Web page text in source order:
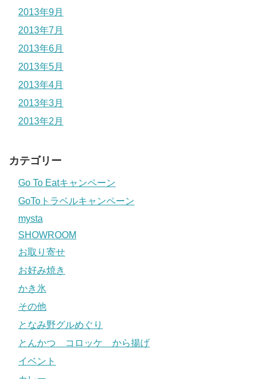
2013年9月
2013年7月
2013年6月
2013年5月
2013年4月
2013年3月
2013年2月
カテゴリー
Go To Eatキャンペーン
GoToトラベルキャンペーン
mysta
SHOWROOM
お取り寄せ
お好み焼き
かき氷
その他
となみ野グルめぐり
とんかつ コロッケ から揚げ
イベント